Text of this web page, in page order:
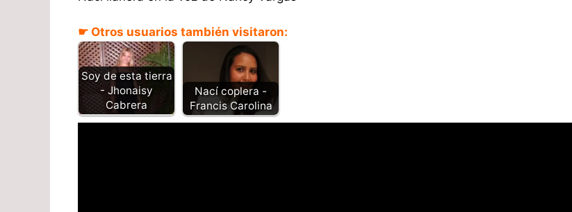
☛ Otros usuarios también visitaron:
Soy de esta tierra
- Jhonaisy
Cabrera
Nací coplera -
Francis Carolina